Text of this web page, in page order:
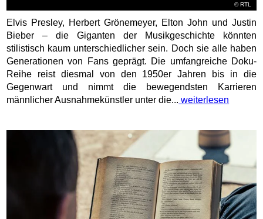
©RTL
Elvis Presley, Herbert Grönemeyer, Elton John und Justin
Bieber – die Giganten der Musikgeschichte könnten
stilistisch kaum unterschiedlicher sein. Doch sie alle haben
Generationen von Fans geprägt. Die umfangreiche Doku-
Reihe reist diesmal von den 1950er Jahren bis in die
Gegenwart und nimmt die bewegendsten Karrieren
männlicher Ausnahmekünstler unter die... weiterlesen